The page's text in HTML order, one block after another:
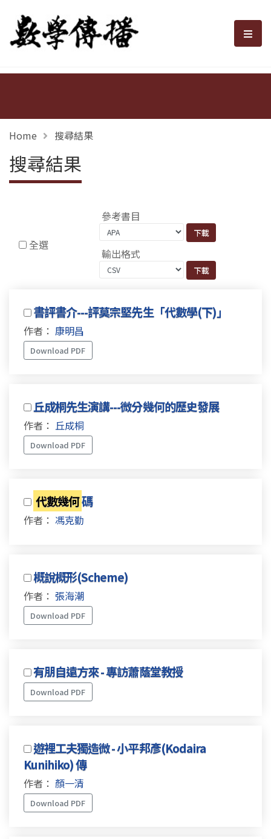
數學傳播 選
Home 搜尋結果
搜尋結果
全選
參考書目
輸出格式
書評書介---評莫宗堅先生「代數學(下)」
作者： 康明昌
Download PDF
丘成桐先生演講---微分幾何的歷史發展
作者： 丘成桐
Download PDF
代數幾何碼
作者： 馮克勤
概說概形(Scheme)
作者： 張海潮
Download PDF
有朋自遠方來 - 專訪蕭蔭堂教授
Download PDF
遊裡工夫獨造微 - 小平邦彥(Kodaira
Kunihiko) 傳
作者： 顏一清
Download PDF